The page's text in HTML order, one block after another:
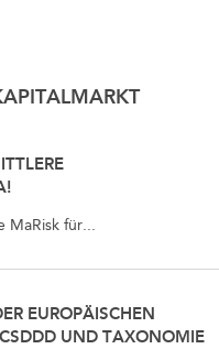
MaRisk für...
EUROPÄISCHEN
UND TAXONOMIE